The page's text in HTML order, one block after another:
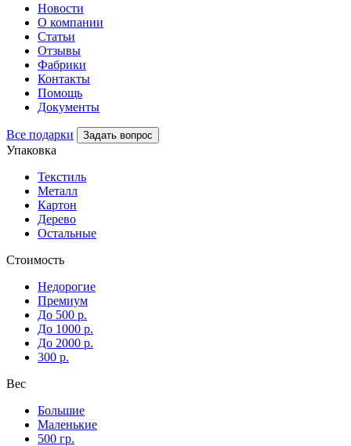
Новости
О компании
Статьи
Отзывы
Фабрики
Контакты
Помощь
Документы
Все подарки Задать вопрос
Упаковка
Текстиль
Металл
Картон
Дерево
Остальные
Стоимость
Недорогие
Премиум
До 500 р.
До 1000 р.
До 2000 р.
300 р.
Вес
Большие
Маленькие
500 гр.